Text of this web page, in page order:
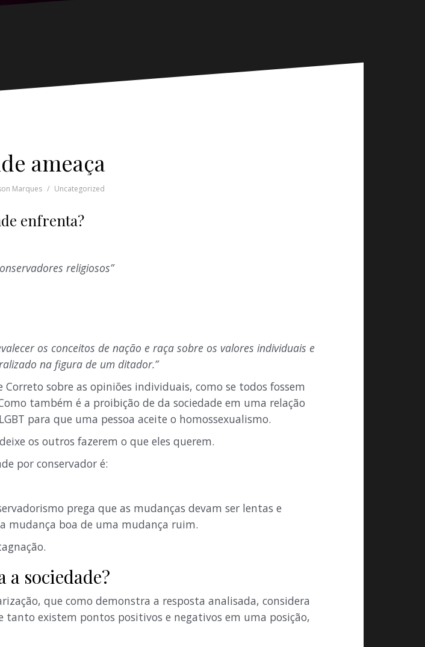
ameaça
Marques Uncategorized
enfrenta?
religiosos”
os conceitos de nação e raça sobre os valores individuais e
na figura de um ditador.”
sobre as opiniões individuais, como se todos fossem
também é a proibição de da sociedade em uma relação
para que uma pessoa aceite o homossexualismo.
os outros fazerem o que eles querem.
por conservador é:
prega que as mudanças devam ser lentas e
mudança boa de uma mudança ruim.
a sociedade?
que como demonstra a resposta analisada, considera
tanto existem pontos positivos e negativos em uma posição,